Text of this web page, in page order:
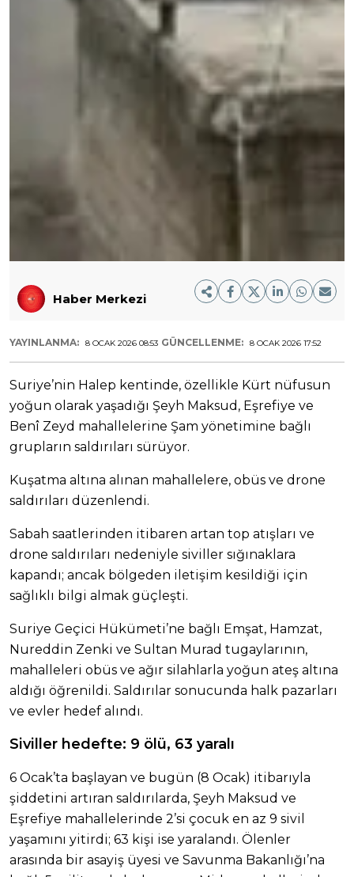
Haber Merkezi
YAYINLANMA: 8 OCAK 2026 08:53 GÜNCELLENME: 8 OCAK 2026 17:52
Suriye’nin Halep kentinde, özellikle Kürt nüfusun
yoğun olarak yaşadığı Şeyh Maksud, Eşrefiye ve
Benî Zeyd mahallelerine Şam yönetimine bağlı
grupların saldırıları sürüyor.
Kuşatma altına alınan mahallelere, obüs ve drone
saldırıları düzenlendi.
Sabah saatlerinden itibaren artan top atışları ve
drone saldırıları nedeniyle siviller sığınaklara
kapandı; ancak bölgeden iletişim kesildiği için
sağlıklı bilgi almak güçleşti.
Suriye Geçici Hükümeti’ne bağlı Emşat, Hamzat,
Nureddin Zenki ve Sultan Murad tugaylarının,
mahalleleri obüs ve ağır silahlarla yoğun ateş altına
aldığı öğrenildi. Saldırılar sonucunda halk pazarları
ve evler hedef alındı.
Siviller hedefte: 9 ölü, 63 yaralı
6 Ocak’ta başlayan ve bugün (8 Ocak) itibarıyla
şiddetini artıran saldırılarda, Şeyh Maksud ve
Eşrefiye mahallelerinde 2’si çocuk en az 9 sivil
yaşamını yitirdi; 63 kişi ise yaralandı. Ölenler
arasında bir asayiş üyesi ve Savunma Bakanlığı’na